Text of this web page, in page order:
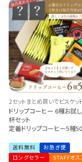
2セットまとめ買いでビスケッ
付いてくる♪
ドリップコーヒー 6種お試
杯セット
定番ドリップコーヒー5種
毎月変わるスペシャルドリッ
コーヒー2杯 (dc)
送料無料
お急ぎ便
ロングセラー
STAFFオス